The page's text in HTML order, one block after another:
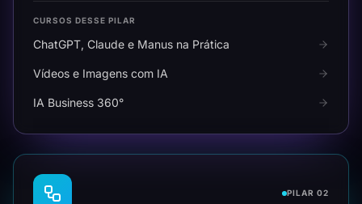
CURSOS DESSE PILAR
ChatGPT, Claude e Manus na Prática
Vídeos e Imagens com IA
IA Business 360°
PILAR 02